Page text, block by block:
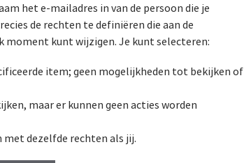
het e-mailadres in van de persoon die je
de rechten te definiëren die aan de
moment kunt wijzigen. Je kunt selecteren:
item; geen mogelijkheden tot bekijken of
maar er kunnen geen acties worden
met dezelfde rechten als jij.